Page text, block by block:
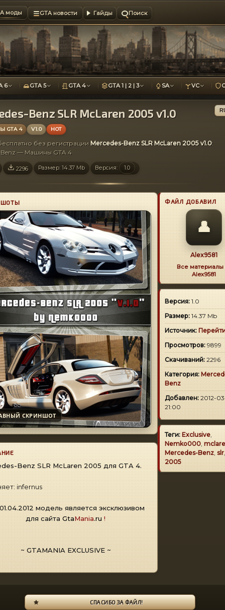
моды GTA новости Гайды Поиск
6 GTA 5 GTA 4 GTA 1 | 2 | 3 SA VC
Benz SLR McLaren 2005 v1.0
GTA 4 V1.0 HOT
без регистрации Mercedes-Benz SLR McLaren 2005 v1.0:
Benz — Машины GTA 4
2296 Размер: 14.37 Mb Версия: 1.0
СКРИНШОТ
Benz SLR McLaren 2005 для GTA 4.
infernus
модель является эксклюзивом
для сайта GtaMania.ru !
~ GTAMANIA EXCLUSIVE ~
ФАЙЛ ДОБАВИЛ
👤
Alex9581
Все материалы
Alex9581
Версия: 1.0
Размер: 14.37 Mb
Источник:
Просмотров: 9899
Скачиваний: 2296
Категория:
Benz
Добавлен: 2012-
21:00
Теги: Exclusive,
Nemko000,
Mercedes-Benz, slr,
2005
СПАСИБО ЗА ФАЙЛ!